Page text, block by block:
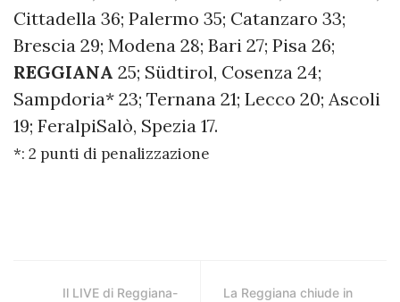
Cittadella 36; Palermo 35; Catanzaro 33;
Brescia 29; Modena 28; Bari 27; Pisa 26;
REGGIANA 25; Südtirol, Cosenza 24;
Sampdoria* 23; Ternana 21; Lecco 20; Ascoli
19; FeralpiSalò, Spezia 17.
*: 2 punti di penalizzazione
Il LIVE di Reggiana-
La Reggiana chiude in